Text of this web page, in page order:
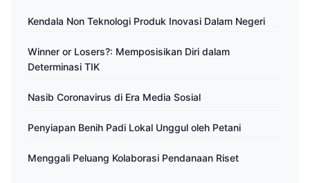
Kendala Non Teknologi Produk Inovasi Dalam Negeri
Winner or Losers?: Memposisikan Diri dalam
Determinasi TIK
Nasib Coronavirus di Era Media Sosial
Penyiapan Benih Padi Lokal Unggul oleh Petani
Menggali Peluang Kolaborasi Pendanaan Riset